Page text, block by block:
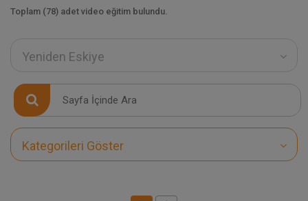
Toplam (78) adet video eğitim bulundu.
Yeniden Eskiye
Kategorileri Göster